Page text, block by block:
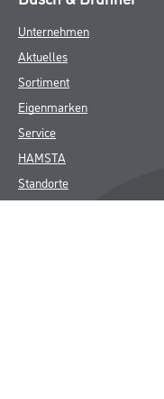
Unternehmen
Aktuelles
Sortiment
Eigenmarken
Service
HAMSTA
Standorte